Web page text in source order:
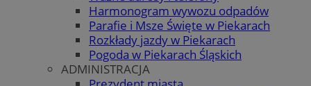
Harmonogram wywozu odpadów
Parafie i Msze Święte w Piekarach
Rozkłady jazdy w Piekarach
Pogoda w Piekarach Śląskich
ADMINISTRACJA